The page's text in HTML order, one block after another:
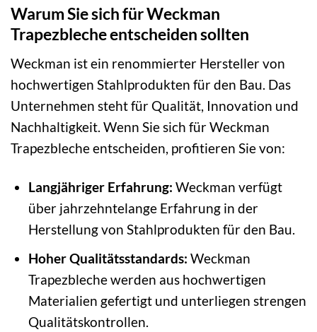
Warum Sie sich für Weckman
Trapezbleche entscheiden sollten
Weckman ist ein renommierter Hersteller von
hochwertigen Stahlprodukten für den Bau. Das
Unternehmen steht für Qualität, Innovation und
Nachhaltigkeit. Wenn Sie sich für Weckman
Trapezbleche entscheiden, profitieren Sie von:
Langjähriger Erfahrung: Weckman verfügt
über jahrzehntelange Erfahrung in der
Herstellung von Stahlprodukten für den Bau.
Hoher Qualitätsstandards: Weckman
Trapezbleche werden aus hochwertigen
Materialien gefertigt und unterliegen strengen
Qualitätskontrollen.